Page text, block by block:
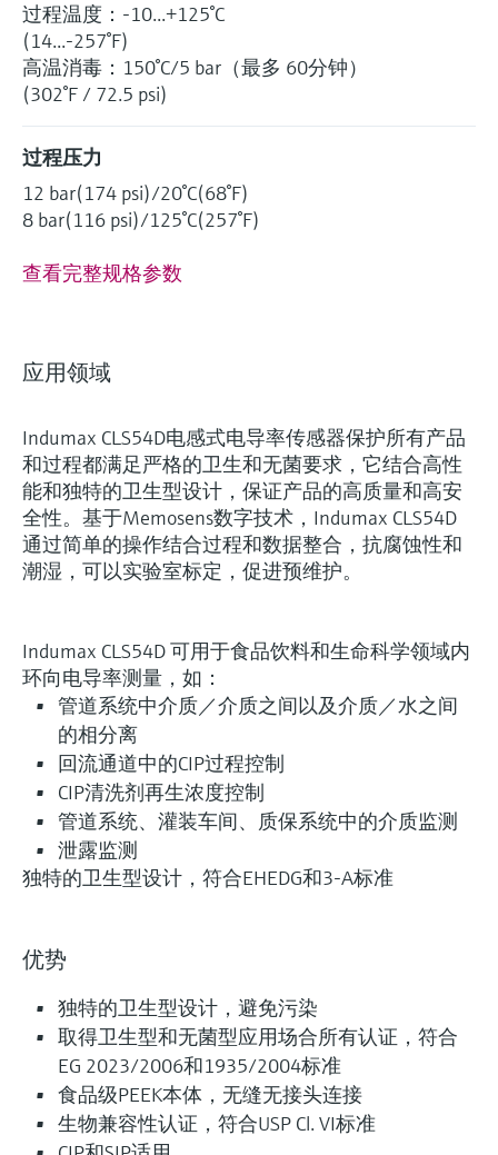
过程温度：-10...+125°C
(14...-257°F)
高温消毒：150°C/5 bar（最多 60分钟）
(302°F / 72.5 psi)
过程压力
12 bar(174 psi)/20°C(68°F)
8 bar(116 psi)/125°C(257°F)
查看完整规格参数
应用领域
Indumax CLS54D电感式电导率传感器保护所有产品
和过程都满足严格的卫生和无菌要求，它结合高性
能和独特的卫生型设计，保证产品的高质量和高安
全性。基于Memosens数字技术，Indumax CLS54D
通过简单的操作结合过程和数据整合，抗腐蚀性和
潮湿，可以实验室标定，促进预维护。
Indumax CLS54D 可用于食品饮料和生命科学领域内
环向电导率测量，如：
管道系统中介质／介质之间以及介质／水之间
的相分离
回流通道中的CIP过程控制
CIP清洗剂再生浓度控制
管道系统、灌装车间、质保系统中的介质监测
泄露监测
独特的卫生型设计，符合EHEDG和3-A标准
优势
独特的卫生型设计，避免污染
取得卫生型和无菌型应用场合所有认证，符合
EG 2023/2006和1935/2004标准
食品级PEEK本体，无缝无接头连接
生物兼容性认证，符合USP Cl. VI标准